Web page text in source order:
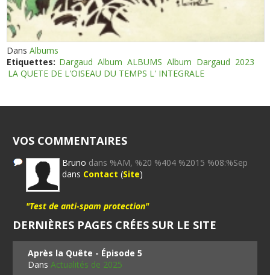
DansAlbums
Etiquettes: Dargaud Album ALBUMS Album Dargaud 2023
LA QUETE DE L'OISEAU DU TEMPS L' INTEGRALE
VOS COMMENTAIRES
Bruno dans %AM, %20 %404 %2015 %08:%Sep
dans Contact (Site)
"Test de anti-spam protection"
DERNIÈRES PAGES CRÉES SUR LE SITE
Après la Quête - Épisode 5
DansActualités de 2025